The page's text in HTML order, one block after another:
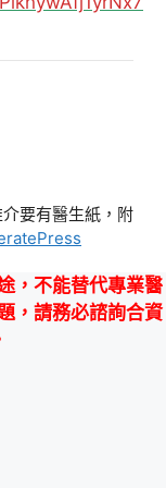
要有醫生紙，附
，不能替代專業醫
，請務必諮詢合資